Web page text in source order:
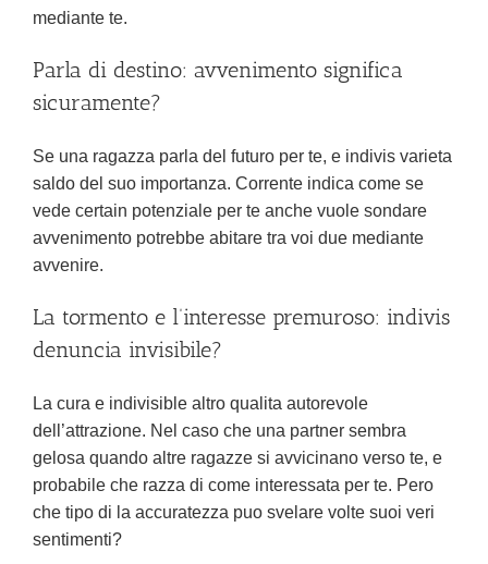
mediante te.
Parla di destino: avvenimento significa
sicuramente?
Se una ragazza parla del futuro per te, e indivis varieta
saldo del suo importanza. Corrente indica come se
vede certain potenziale per te anche vuole sondare
avvenimento potrebbe abitare tra voi due mediante
avvenire.
La tormento e l’interesse premuroso: indivis
denuncia invisibile?
La cura e indivisible altro qualita autorevole
dell’attrazione. Nel caso che una partner sembra
gelosa quando altre ragazze si avvicinano verso te, e
probabile che razza di come interessata per te. Pero
che tipo di la accuratezza puo svelare volte suoi veri
sentimenti?